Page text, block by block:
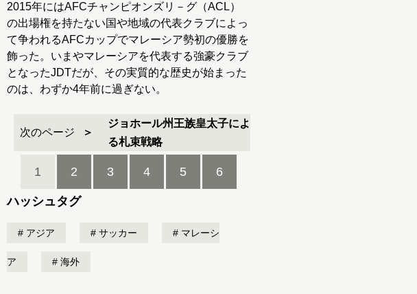
2015年にはAFCチャンピオンズリ－グ（ACL）
の出場権を持たない国や地域の代表クラブによっ
て争われるAFCカップでマレーシア勢初の優勝を
飾った。いまやマレーシアを代表する強豪クラブ
となったJDTだが、その実質的な歴史が始まった
のは、わずか4年前に過ぎない。
次のページ
ジョホール州王族皇太子によ
る札束戦略
1 2 3 4 5 6
ハッシュタグ
アジア サッカー マレーシ
ア 海外